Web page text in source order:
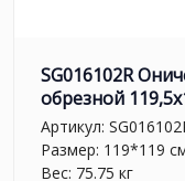
SG016102R
обрезной
Артикул:
Размер: 119*119
Вес: 75.75 кг